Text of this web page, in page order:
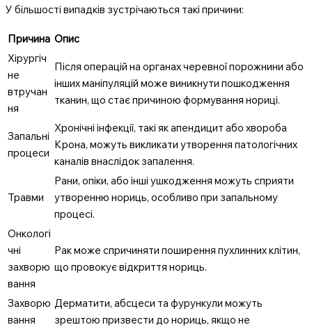
У більшості випадків зустрічаються такі причини:
Причина Опис
Хірургіч
не
втручан
ня
Після операцій на органах черевної порожнини або
інших маніпуляцій може виникнути пошкодження
тканин, що стає причиною формування нориці.
Запальні
процеси
Хронічні інфекції, такі як апендицит або хвороба
Крона, можуть викликати утворення патологічних
каналів внаслідок запалення.
Травми
Рани, опіки, або інші ушкодження можуть сприяти
утворенню нориць, особливо при запальному
процесі.
Онкологі
чні
захворю
вання
Рак може спричиняти поширення пухлинних клітин,
що провокує відкриття нориць.
Захворю
вання
Дерматити, абсцеси та фурункули можуть
зрештою призвести до нориць, якщо не